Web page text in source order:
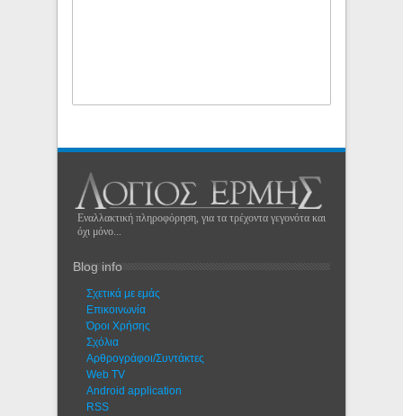
Εναλλακτική πληροφόρηση, για τα τρέχοντα γεγονότα και
όχι μόνο...
Blog info
Σχετικά με εμάς
Eπικοινωνία
Όροι Χρήσης
Σχόλια
Αρθρογράφοι/Συντάκτες
Web TV
Android application
RSS